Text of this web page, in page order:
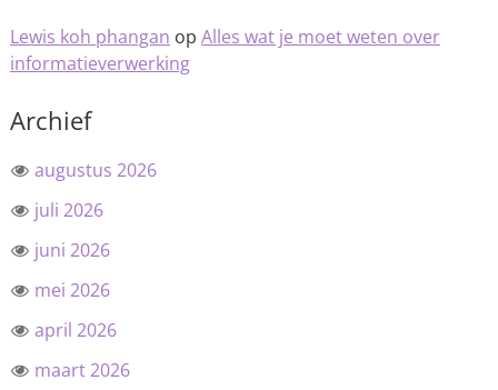
Lewis koh phangan op Alles wat je moet weten over
informatieverwerking
Archief
augustus 2026
juli 2026
juni 2026
mei 2026
april 2026
maart 2026